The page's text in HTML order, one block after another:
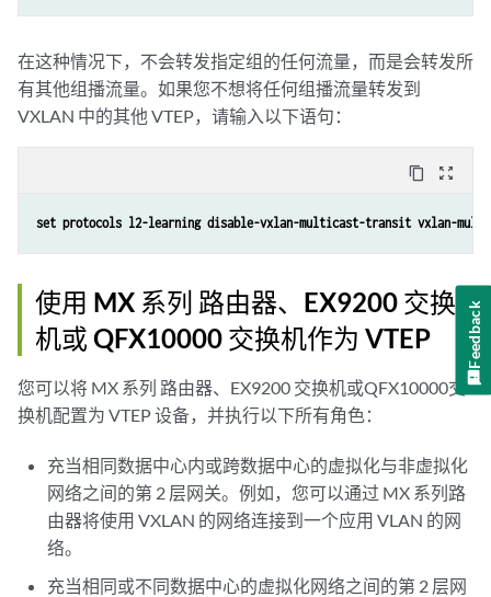
在这种情况下，不会转发指定组的任何流量，而是会转发所
有其他组播流量。如果您不想将任何组播流量转发到
VXLAN 中的其他 VTEP，请输入以下语句：
content_copy zoom_out_map
set protocols l2-learning disable-vxlan-multicast-transit vxlan-
使用 MX 系列 路由器、EX9200 交换
机或 QFX10000 交换机作为 VTEP
您可以将 MX 系列 路由器、EX9200 交换机或QFX10000交
换机配置为 VTEP 设备，并执行以下所有角色：
充当相同数据中心内或跨数据中心的虚拟化与非虚拟化
网络之间的第 2 层网关。例如，您可以通过 MX 系列路
由器将使用 VXLAN 的网络连接到一个应用 VLAN 的网
络。
充当相同或不同数据中心的虚拟化网络之间的第 2 层网
Feedback